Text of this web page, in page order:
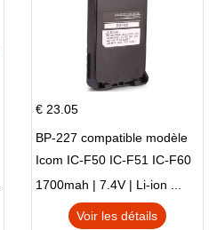
€ 23.05
BP-227 compatible modèle
Icom IC-F50 IC-F51 IC-F60
IC-F61 IC-M87
1700mah | 7.4V | Li-ion ...
Voir les détails